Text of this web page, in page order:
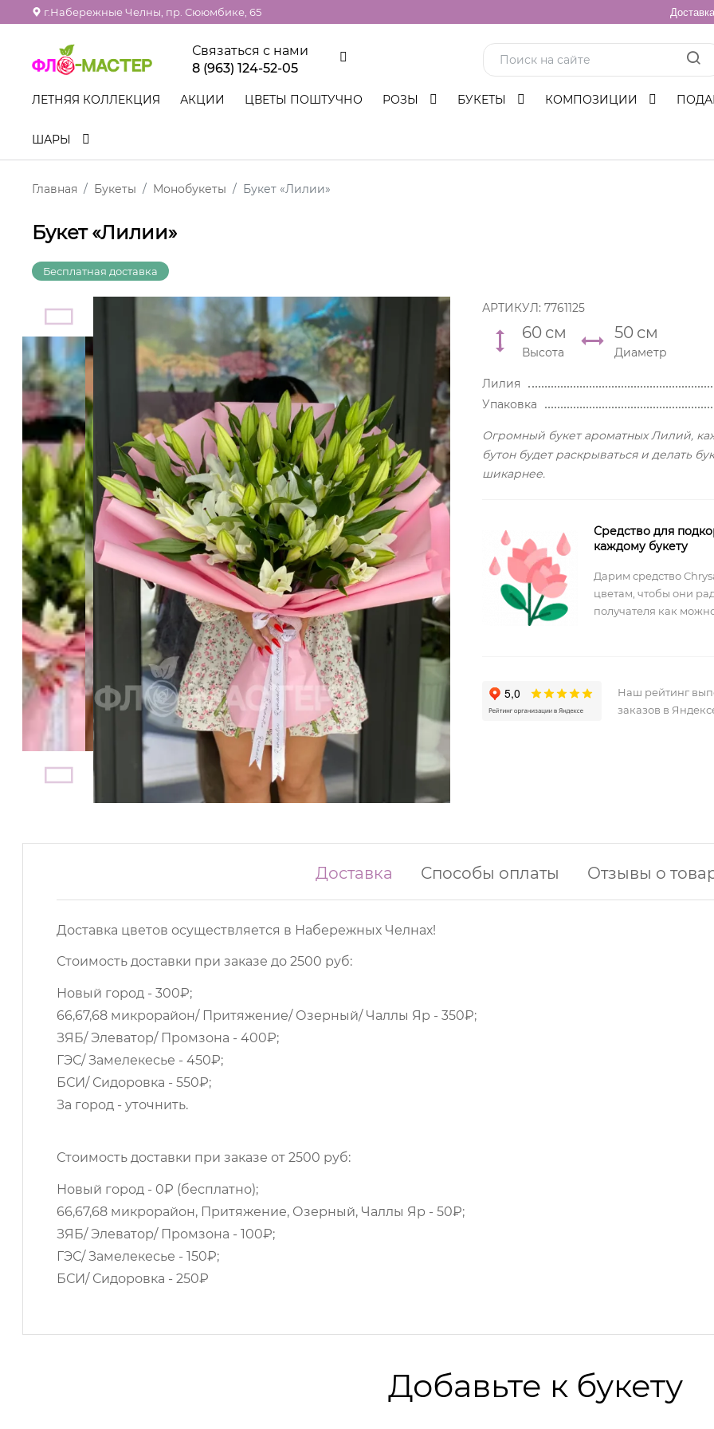
г.Набережные Челны, пр. Сююмбике, 65 Доставка
Связаться с нами
8 (963) 124-52-05
ЛЕТНЯЯ КОЛЛЕКЦИЯ АКЦИИ ЦВЕТЫ ПОШТУЧНО РОЗЫ БУКЕТЫ КОМПОЗИЦИИ
ШАРЫ
Главная Букеты Монобукеты Букет «Лилии»
Букет «Лилии»
Бесплатная доставка
АРТИКУЛ: 7761125
60 см
Высота
50 см
Диаметр
Лилия
Упаковка
Огромный букет ароматных Лилий,
бутон будет раскрываться и делать
шикарнее.
Средство для
каждому букету
Дарим средство
цветам, чтобы они
получателя как
Наш рейтинг
заказов в
Доставка Способы оплаты Отзывы о
Доставка цветов осуществляется в Набережных Челнах!
Стоимость доставки при заказе до 2500 руб:
Новый город - 300₽;
66,67,68 микрорайон/ Притяжение/ Озерный/ Чаллы Яр - 350₽;
ЗЯБ/ Элеватор/ Промзона - 400₽;
ГЭС/ Замелекесье - 450₽;
БСИ/ Сидоровка - 550₽;
За город - уточнить.
Стоимость доставки при заказе от 2500 руб:
Новый город - 0₽ (бесплатно);
66,67,68 микрорайон, Притяжение, Озерный, Чаллы Яр - 50₽;
ЗЯБ/ Элеватор/ Промзона - 100₽;
ГЭС/ Замелекесье - 150₽;
БСИ/ Сидоровка - 250₽
Добавьте к букету